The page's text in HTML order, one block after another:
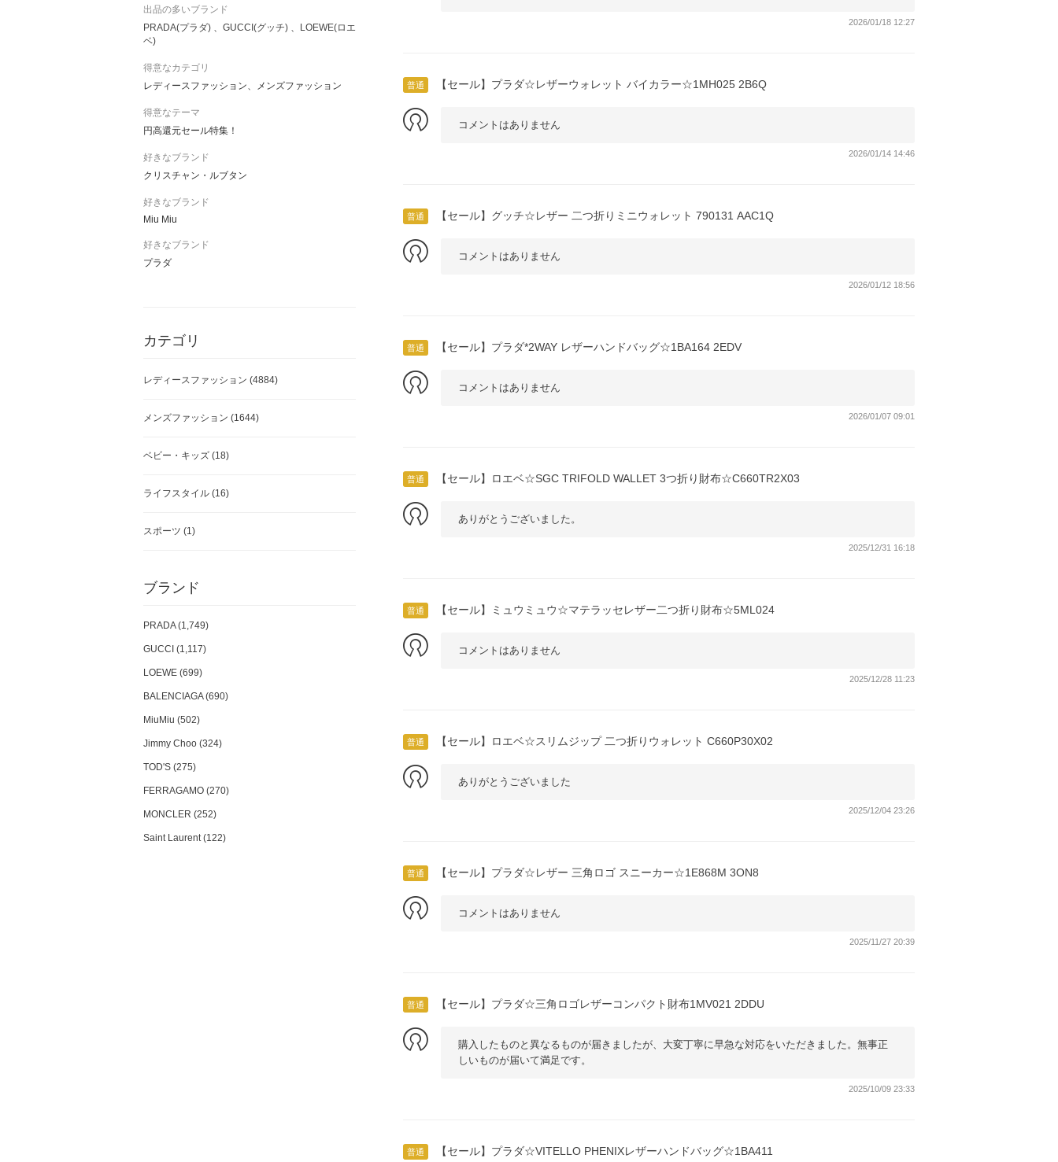
出品の多いブランド
PRADA(プラダ)
GUCCI(グッチ)
LOEWE(ロエ
ベ)
得意なカテゴリ
レディースファッション、メンズファッション
得意なテーマ
円高還元セール特集！
好きなブランド
クリスチャン・ルブタン
好きなブランド
Miu Miu
好きなブランド
プラダ
カテゴリ
レディースファッション (4884)
メンズファッション (1644)
ベビー・キッズ (18)
ライフスタイル (16)
スポーツ (1)
ブランド
PRADA (1,749)
GUCCI (1,117)
LOEWE (699)
BALENCIAGA (690)
MiuMiu (502)
Jimmy Choo (324)
TOD'S (275)
FERRAGAMO (270)
MONCLER (252)
Saint Laurent (122)
2026/01/18 12:27
普通 【セール】プラダ☆レザーウォレット バイカラー☆1MH025 2B6Q
コメントはありません
2026/01/14 14:46
普通 【セール】グッチ☆レザー 二つ折りミニウォレット 790131 AAC1Q
コメントはありません
2026/01/12 18:56
普通 【セール】プラダ*2WAY レザーハンドバッグ☆1BA164 2EDV
コメントはありません
2026/01/07 09:01
普通 【セール】ロエベ☆SGC TRIFOLD WALLET 3つ折り財布☆C660TR2X03
ありがとうございました。
2025/12/31 16:18
普通 【セール】ミュウミュウ☆マテラッセレザー二つ折り財布☆5ML024
コメントはありません
2025/12/28 11:23
普通 【セール】ロエベ☆スリムジップ 二つ折りウォレット C660P30X02
ありがとうございました
2025/12/04 23:26
普通 【セール】プラダ☆レザー 三角ロゴ スニーカー☆1E868M 3ON8
コメントはありません
2025/11/27 20:39
普通 【セール】プラダ☆三角ロゴレザーコンパクト財布1MV021 2DDU
購入したものと異なるものが届きましたが、大変丁寧に早急な対応をいただきました。無事正
しいものが届いて満足です。
2025/10/09 23:33
普通 【セール】プラダ☆VITELLO PHENIXレザーハンドバッグ☆1BA411